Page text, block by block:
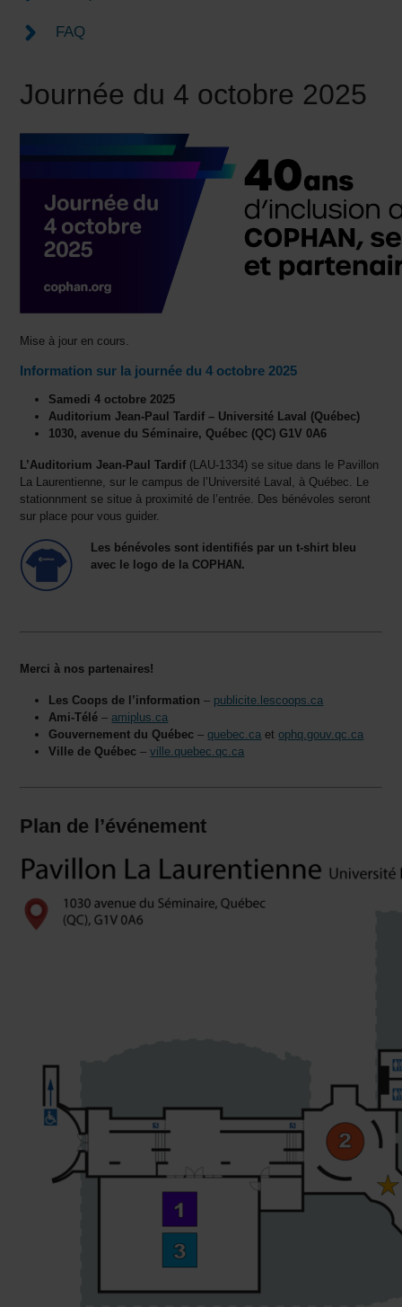
FAQ
Journée du 4 octobre 2025
Mise à jour en cours.
Information sur la journée du 4 octobre 2025
Samedi 4 octobre 2025
Auditorium Jean-Paul Tardif – Université Laval (Québec)
1030, avenue du Séminaire, Québec (QC) G1V 0A6
L’Auditorium Jean-Paul Tardif (LAU-1334) se situe dans le Pavillon
La Laurentienne, sur lecampus de l’Université Laval, à Québec. Le
stationnment se situe à proximité de l’entrée. Des bénévoles seront
sur place pour vous guider.
Les bénévoles sont identifiés par un t-shirt bleu
avec le logo de la COPHAN.
Merci à nos partenaires!
Les Coops de l’information – publicite.lescoops.ca
Ami-Télé –amiplus.ca
Gouvernement du Québec –quebec.ca etophq.gouv.qc.ca
Ville de Québec –ville.quebec.qc.ca
Plan de l’événement